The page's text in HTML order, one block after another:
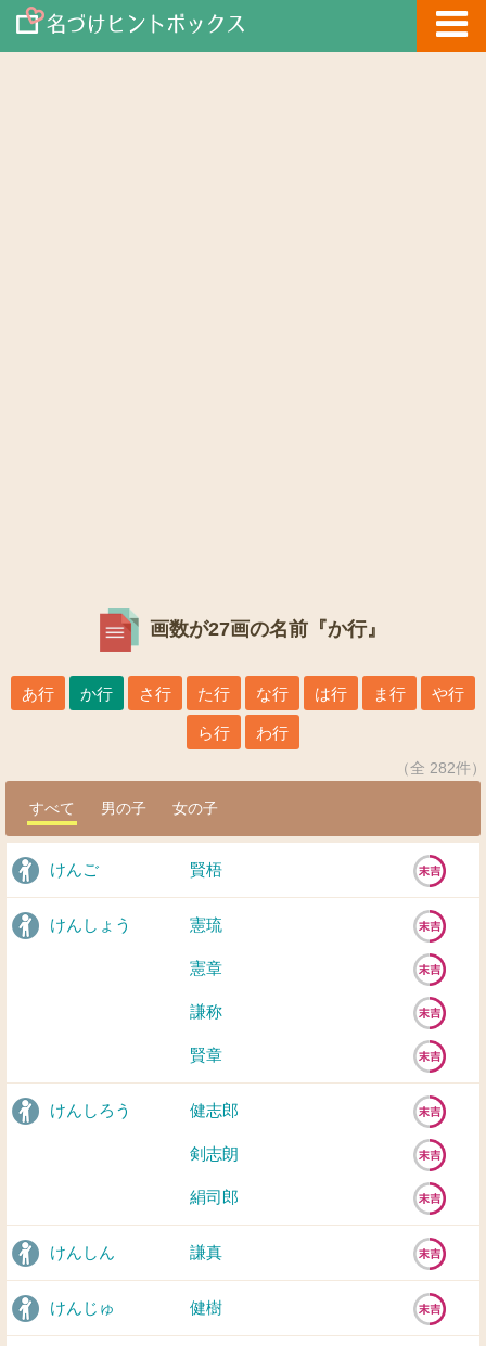
画数が27画の名前『か行』
あ行 か行 さ行 た行 な行 は行 ま行 や行
ら行 わ行
（全 282件）
すべて 男の子 女の子
けんご 賢梧
けんしょう 憲琉
憲章
謙称
賢章
けんしろう 健志郎
剣志朗
絹司郎
けんしん 謙真
けんじゅ 健樹